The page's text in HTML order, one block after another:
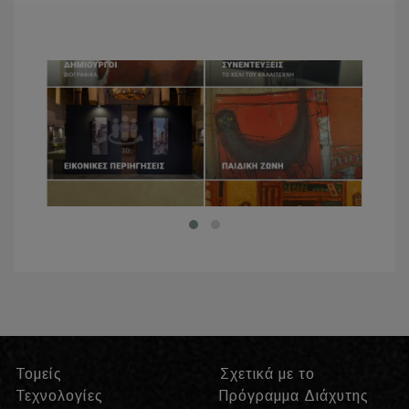
Τομείς
Τεχνολογίες
Σχετικά με το
Πρόγραμμα Διάχυτης